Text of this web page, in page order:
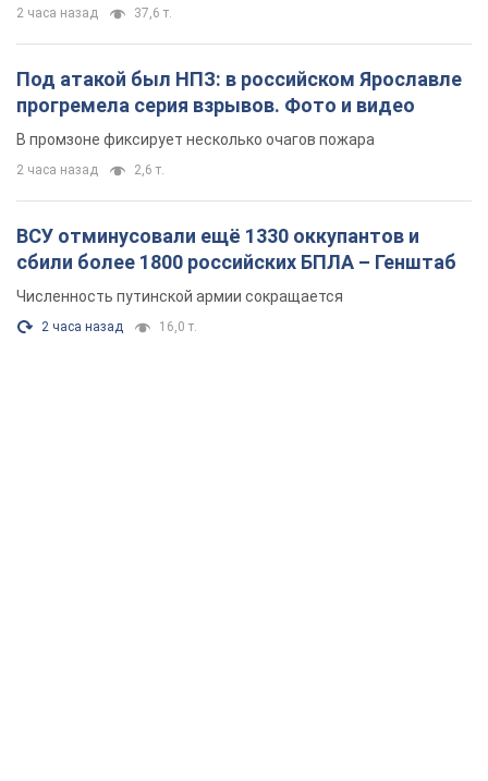
2 часа назад 37,6 т.
Под атакой был НПЗ: в российском Ярославле
прогремела серия взрывов. Фото и видео
В промзоне фиксирует несколько очагов пожара
2 часа назад 2,6 т.
ВСУ отминусовали ещё 1330 оккупантов и
сбили более 1800 российских БПЛА – Генштаб
Численность путинской армии сокращается
2 часа назад 16,0 т.